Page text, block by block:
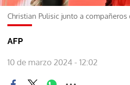
Christian Pulisic junto a compañeros
AFP
10 de marzo 2024 - 12:02